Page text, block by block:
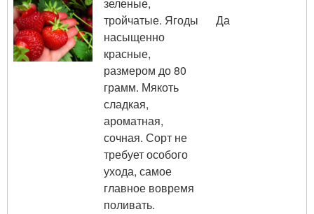
зеленые,
тройчатые. Ягоды
насыщенно
красные,
размером до 80
грамм. Мякоть
сладкая,
ароматная,
сочная. Сорт не
требует особого
ухода, самое
главное вовремя
поливать.
Да